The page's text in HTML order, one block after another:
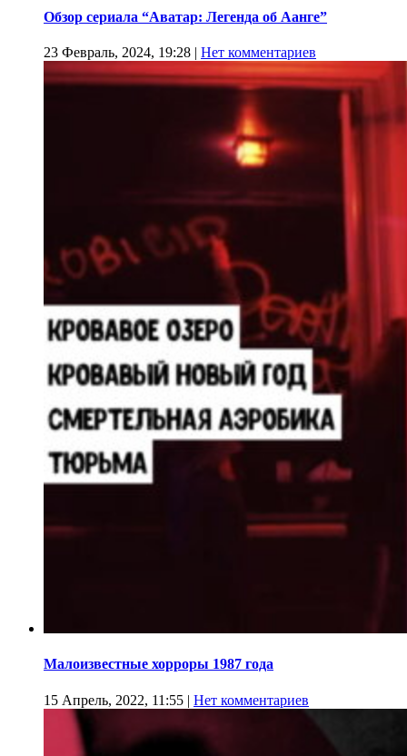
Обзор сериала “Аватар: Легенда об Аанге”
23 Февраль, 2024, 19:28 | Нет комментариев
Малоизвестные хорроры 1987 года
15 Апрель, 2022, 11:55 | Нет комментариев